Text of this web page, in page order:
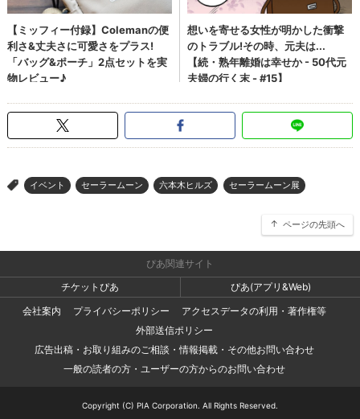
> イベント セーラームーン 六本木ヒルズ セーラームーン展
ページの先頭へ
ぴあ関連サイト
チケットぴあ
ぴあ(アプリ&Web)
会社案内
プライバシーポリシー
アクセスデータの利用・著作権等
外部送信ポリシー
広告出稿・お取り組みのご相談・情報掲載・その他お問い合わせ
一般の読者の方・ユーザーの方からのお問い合わせ
Copyright (C) PIA Corporation. All Rights Reserved.